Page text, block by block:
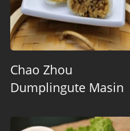
Chao Zhou
Dumplingute Masin